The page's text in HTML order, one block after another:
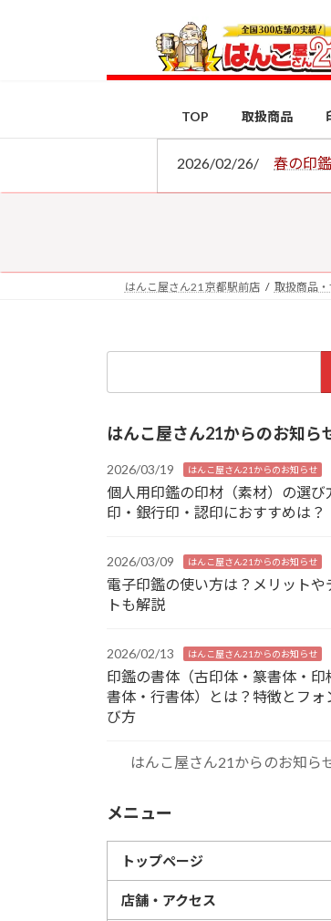
ス
ン
TOP 取扱商品
2026/02/26/ 春の印
はんこ屋さん21 京都駅前店 取扱商品
はんこ屋さん21からのお知ら
2026/03/19 はんこ屋さん21からのお知らせ
個人用印鑑の印材（素材）の選び
印・銀行印・認印におすすめは？
2026/03/09 はんこ屋さん21からのお知らせ
電子印鑑の使い方は？メリットや
トも解説
2026/02/13 はんこ屋さん21からのお知らせ
印鑑の書体（古印体・篆書体・印
書体・行書体）とは？特徴とフォ
び方
はんこ屋さん21からのお知ら
メニュー
トップページ
店舗・アクセス